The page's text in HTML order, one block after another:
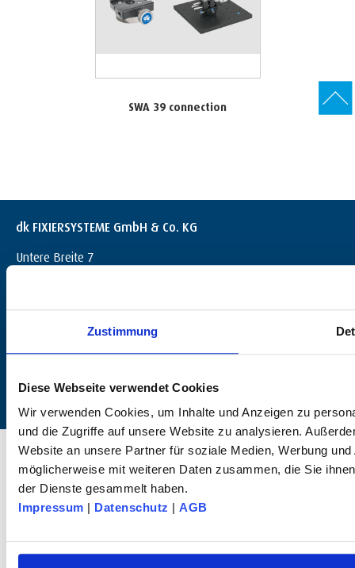
Zustimmung
Diese Webseite verwendet Cookies
Wir verwenden Cookies, um Inhalte und Anzeigen zu
und die Zugriffe auf unsere Website zu analysieren.
Website an unsere Partner für soziale Medien, Werbung
möglicherweise mit weiteren Daten zusammen, die Sie
der Dienste gesammelt haben.
Impressum | Datenschutz | AGB
SWA 39 connection
dk FIXIERSYSTEME GmbH & Co. KG
Untere Breite 7
info@dk-fixiersysteme.de
© 2025 dk FIXIERSYSTEME GmbH & Co KG – All rights reserved.